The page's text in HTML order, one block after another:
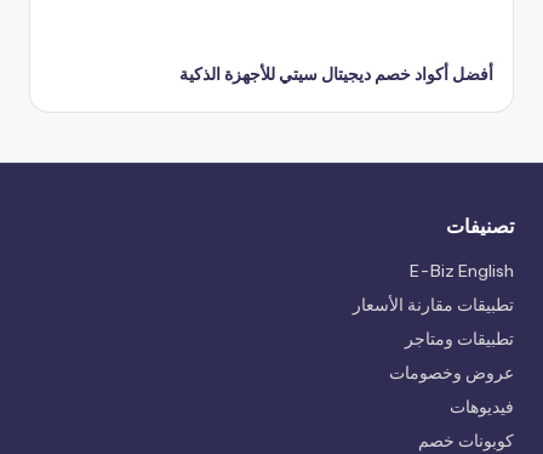
أفضل أكواد خصم ديجيتال سيتي للأجهزة الذكية
تصنيفات
E-Biz English
تطبيقات مقارنة الأسعار
تطبيقات ومتاجر
عروض وخصومات
فيديوهات
كوبونات خصم